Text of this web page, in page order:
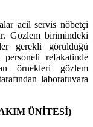
acil servis nöbetçi
Gözlem birimindeki
gerekli görüldüğü
refakatinde
örnekleri gözlem
laboratuvara
ÜNİTESİ)